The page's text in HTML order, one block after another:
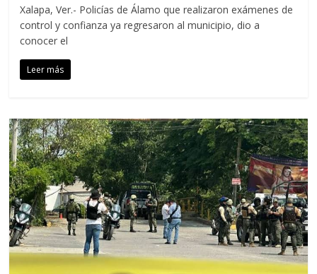
Xalapa, Ver.- Policías de Álamo que realizaron exámenes de
control y confianza ya regresaron al municipio, dio a
conocer el
Leer más